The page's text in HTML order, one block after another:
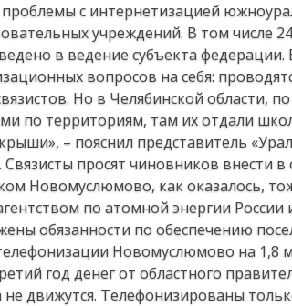
с интернетизацией
учреждений. В том числе
в ведение субъекта
вопросов на себя:
Но в Челябинской области,
по территориям, там их отдали
– пояснил представитель
просят чиновников внести
Новомуслюмово, как оказалось,
по атомной энергии России
обязанности по обеспечению
Новомуслюмово на 1,8
год денег от областного
не движутся. Телефонизированы